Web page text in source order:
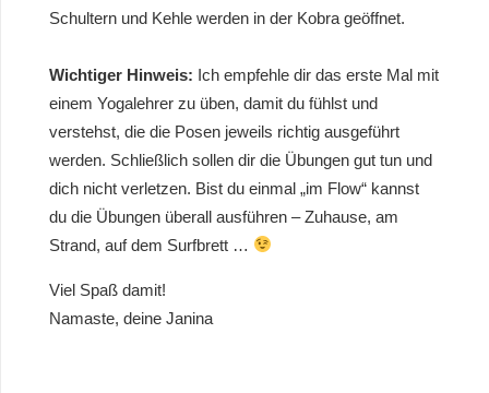
Schultern und Kehle werden in der Kobra geöffnet.
Wichtiger Hinweis: Ich empfehle dir das erste Mal mit
einem Yogalehrer zu üben, damit du fühlst und
verstehst, die die Posen jeweils richtig ausgeführt
werden. Schließlich sollen dir die Übungen gut tun und
dich nicht verletzen. Bist du einmal „im Flow“ kannst
du die Übungen überall ausführen – Zuhause, am
Strand, auf dem Surfbrett …
Viel Spaß damit!
Namaste, deine Janina